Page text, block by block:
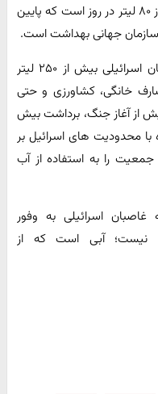
فلسطینیان در کرانه باختری اغلب کمتر از ۸۰ لیتر در روز است که پایین‌
در حالی که سرانه مصرف شهرک‌ نشینان اسرائیلی بیش از ۲۵۰ لیتر
خانگی، کشاورزی و حتی
از آغاز جنگ، برداشت بیش
محدودیت‌ های اسرائیل بر
را به استفاده از آب
غاصبان اسرائیلی به وفور
نیست؛ آبی است که از